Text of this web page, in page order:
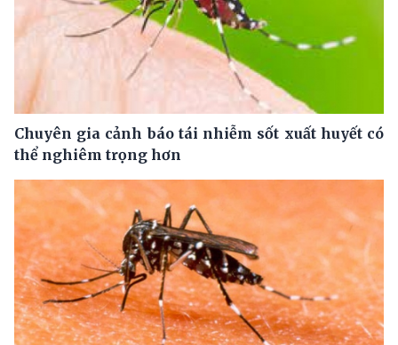
Chuyên gia cảnh báo tái nhiễm sốt xuất huyết có
thể nghiêm trọng hơn